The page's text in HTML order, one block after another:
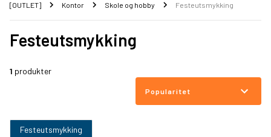
[OUTLET] Kontor Skole og hobby Festeutsmykking
Festeutsmykking
1 produkter
Popularitet
Festeutsmykking